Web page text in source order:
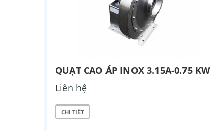
QUẠT CAO ÁP INOX 3.15A-0.75 KW
Liên hệ
CHI TIẾT